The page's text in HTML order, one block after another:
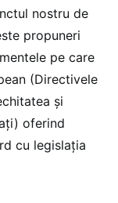
nostru de
propuneri
pe care
(Directivele
și
oferind
cu legislația